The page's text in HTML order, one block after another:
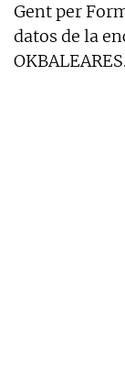
Gent per
datos de la